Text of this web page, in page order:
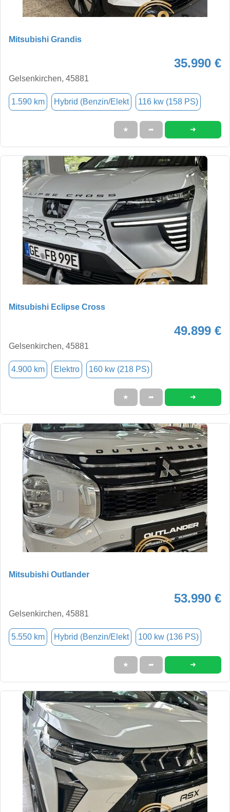
Mitsubishi Grandis
35.990 €
Gelsenkirchen, 45881
1.590 km Hybrid (Benzin/Elekt 116 kw (158 PS)
★ ➦ ➜
Mitsubishi Eclipse Cross
49.899 €
Gelsenkirchen, 45881
4.900 km Elektro 160 kw (218 PS)
★ ➦ ➜
Mitsubishi Outlander
53.990 €
Gelsenkirchen, 45881
5.550 km Hybrid (Benzin/Elekt 100 kw (136 PS)
★ ➦ ➜